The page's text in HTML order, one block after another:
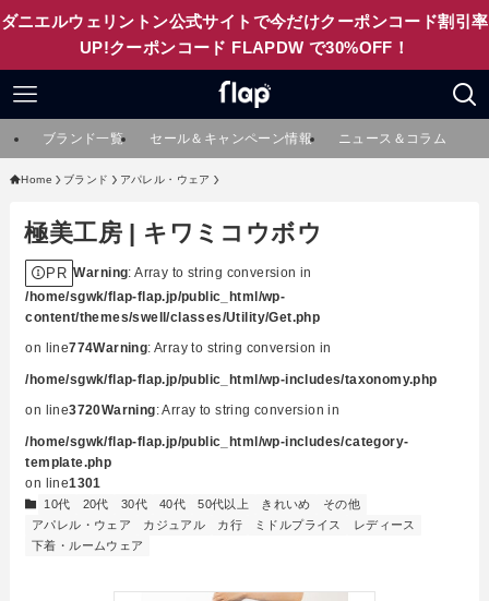
ダニエルウェリントン公式サイトで今だけクーポンコード割引率
UP!クーポンコード FLAPDW で30%OFF！
ブランド一覧 セール＆キャンペーン情報 ニュース＆コラム
Home ブランド アパレル・ウェア
極美工房 | キワミコウボウ
PR Warning: Array to string conversion in
/home/sgwk/flap-flap.jp/public_html/wp-
content/themes/swell/classes/Utility/Get.php
on line774Warning: Array to string conversion in
/home/sgwk/flap-flap.jp/public_html/wp-includes/taxonomy.php
on line3720Warning: Array to string conversion in
/home/sgwk/flap-flap.jp/public_html/wp-includes/category-
template.php
on line1301
10代 20代 30代 40代 50代以上 きれいめ
その他
アパレル・ウェア
カジュアル カ行 ミドルプライス
レディース
下着・ルームウェア